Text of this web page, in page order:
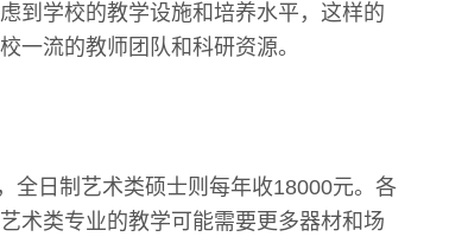
到学校的教学设施和培养水平，这样的
一流的教师团队和科研资源。
全日制艺术类硕士则每年收18000元。各
术类专业的教学可能需要更多器材和场